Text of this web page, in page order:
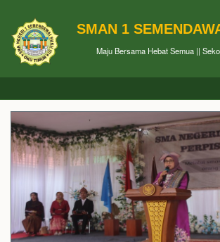
SMAN 1
Maju Bersama Hebat Semua ||